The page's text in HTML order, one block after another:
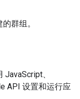
群组。
JavaScript、
API 设置和运行应